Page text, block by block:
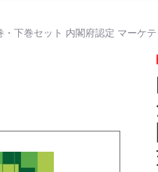
下巻セット 内閣府認定 マーケ